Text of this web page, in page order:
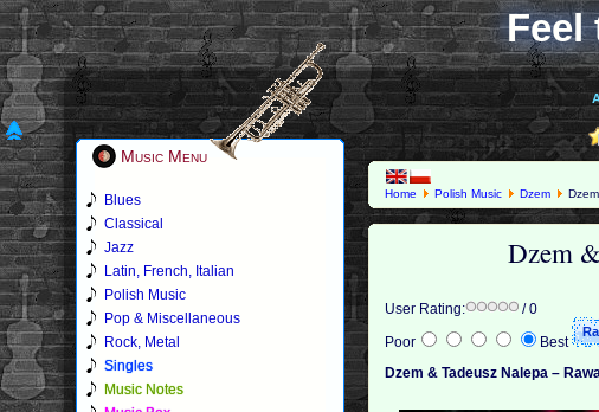
Feel
Music Menu
Blues
Classical
Jazz
Latin, French, Italian
Polish Music
Pop & Miscellaneous
Rock, Metal
Singles
Music Notes
Home Polish Music Dzem
Dzem
User Rating:
/ 0
Poor
Best
Dzem & Tadeusz Nalepa –